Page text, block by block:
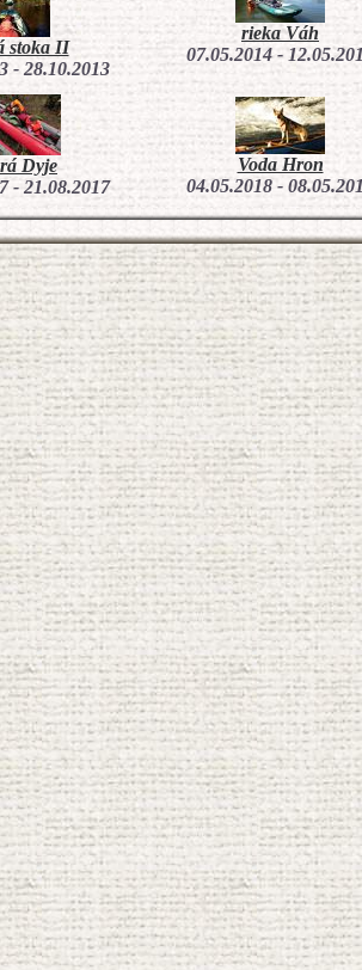
stoka II
- 28.10.2013
rieka Váh
07.05.2014 -
Dyje
- 21.08.2017
Voda Hron
04.05.2018 -